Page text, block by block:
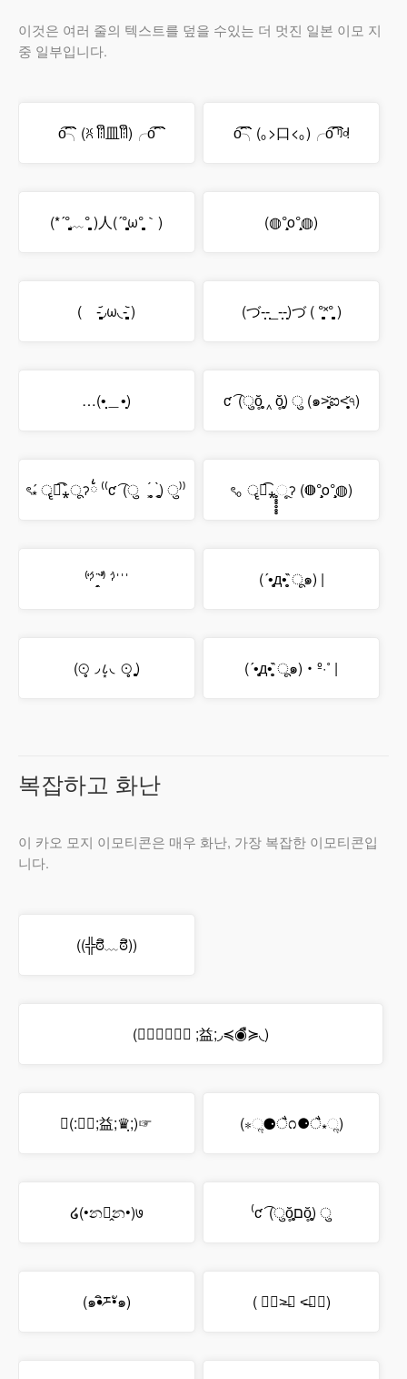
이것은 여러 줄의 텍스트를 덮을 수있는 더 멋진 일본 이모 지
중 일부입니다.
o͡͡͡͡͡͡╮(ꐦ ꈨຶ皿ꈨຶ)╭o͡͡͡͡͡͡ o͡͡͡͡͡͡╮(｡>口<｡)╭o͡͡͡͡͡͡ ᵑ৹!
(*´°̥̥̥̥̥̥̥̥﹏°̥̥̥̥̥̥̥̥ )人(´°̥̥̥̥̥̥̥̥ω°̥̥̥̥̥̥̥̥｀) (◍°̧̧̧o°̧̧̧◍)
( -̥̥̥̥̥̥̥̥̥̥̥̥̥̥̥̥̥̥̥̥̥̥̥̥̥᷄◞ω◟-̥̥̥̥̥̥̥̥̥̥̥̥̥̥̥̥̥̥̥̥̥̥̥̥̥᷅ ) (づ-̩̩̩-̩̩̩_-̩̩̩-̩̩̩)づ ( °̥̥̥̥̥̥̥̥˟°̥̥̥̥̥̥̥̥ )
…(•̩̩̩̩＿•̩̩̩̩) ƈ ͡ (ुŏ̥̥̥̥ ‸ ŏ̥̥̥̥) ु (๑˃̥̩̥̥̥̥̆ಐ˂̩̩̥̥̩̥̆৭)
ৎ⁎́ ॄཻ͡⁎̀ूॽ྆྆ ⁽⁽ƈ ͡ (ु ˲̥̥̥́ ˱̥̥̥̀) ु⁾⁾ ৎ｡ ॄཻ͡⁎̥̥̥̥̥̥ૂॽ (◍°̧̧̧o°̧̧̧◍)
⁽͑ˀ́˙̭˚̣̣̣̣̀⁾̉ ˀ̀ˈˈˈ (´•̥̥̥д•̥̥̥`̀ू๑) |
(⊙̥◞८͙◟⊙̥ ̥̥̥̥̥̥) (´•̥̥̥д•̥̥̥`̀ू๑)‧º·˚ |
복잡하고 화난
이 카오 모지 이모티콘은 매우 화난, 가장 복잡한 이모티콘입
니다.
((╬ಠิ﹏ಠิ))
(◞≼◉ื≽◟ ;益;◞≼◉ื≽◟)
☜(:♛ฺ;益;♛ฺ;)☞ (⁎ૢ⚈ै೧⚈ै⁎ૢ)
໒(•න꒶̭න•)७ ⁽ƈ ͡ (ुŏ̥̥̥̥םŏ̥̥̥̥) ु
(๑•ิཬ•ั๑) ( ๑॔˃̶◡ ˂̶๑॓)